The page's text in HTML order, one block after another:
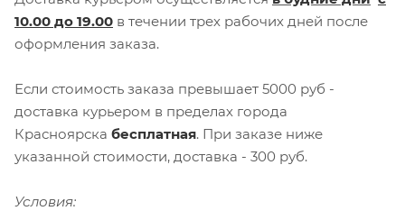
10.00 до 19.00 в течении трех рабочих дней после
оформления заказа.
Если стоимость заказа превышает 5000 руб -
доставка курьером в пределах города
Красноярска бесплатная. При заказе ниже
указанной стоимости, доставка - 300 руб.
Условия: